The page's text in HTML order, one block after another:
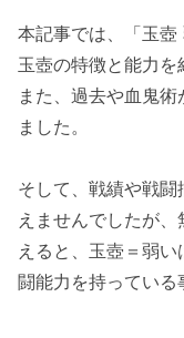
本記事では、「玉壺
玉壺の特徴と能力を
また、過去や血鬼
ました。
そして、戦績や戦
えませんでしたが
えると、玉壺＝弱
闘能力を持っている